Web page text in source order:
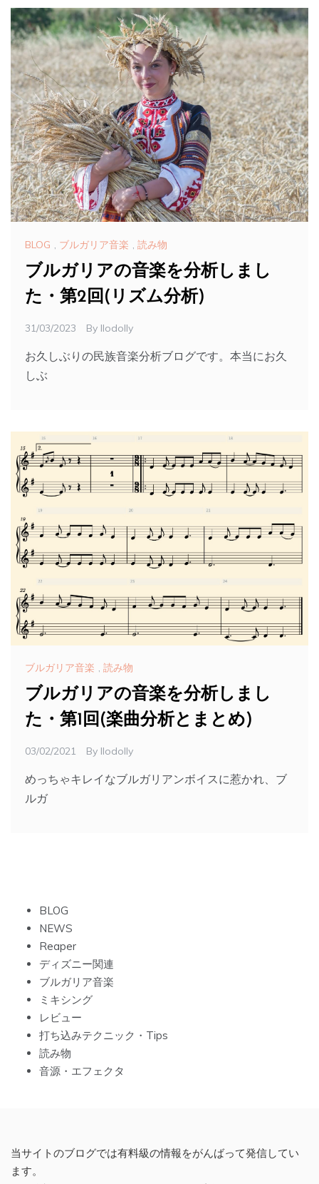
BLOG , ブルガリア音楽 , 読み物
ブルガリアの音楽を分析しまし
た・第2回(リズム分析)
31/03/2023 By Ilodolly
お久しぶりの民族音楽分析ブログです。本当にお久
しぶ
ブルガリア音楽 , 読み物
ブルガリアの音楽を分析しまし
た・第1回(楽曲分析とまとめ)
03/02/2021 By Ilodolly
めっちゃキレイなブルガリアンボイスに惹かれ、ブ
ルガ
BLOG
NEWS
Reaper
ディズニー関連
ブルガリア音楽
ミキシング
レビュー
打ち込みテクニック・Tips
読み物
音源・エフェクタ
当サイトのブログでは有料級の情報をがんばって発信してい
ます。